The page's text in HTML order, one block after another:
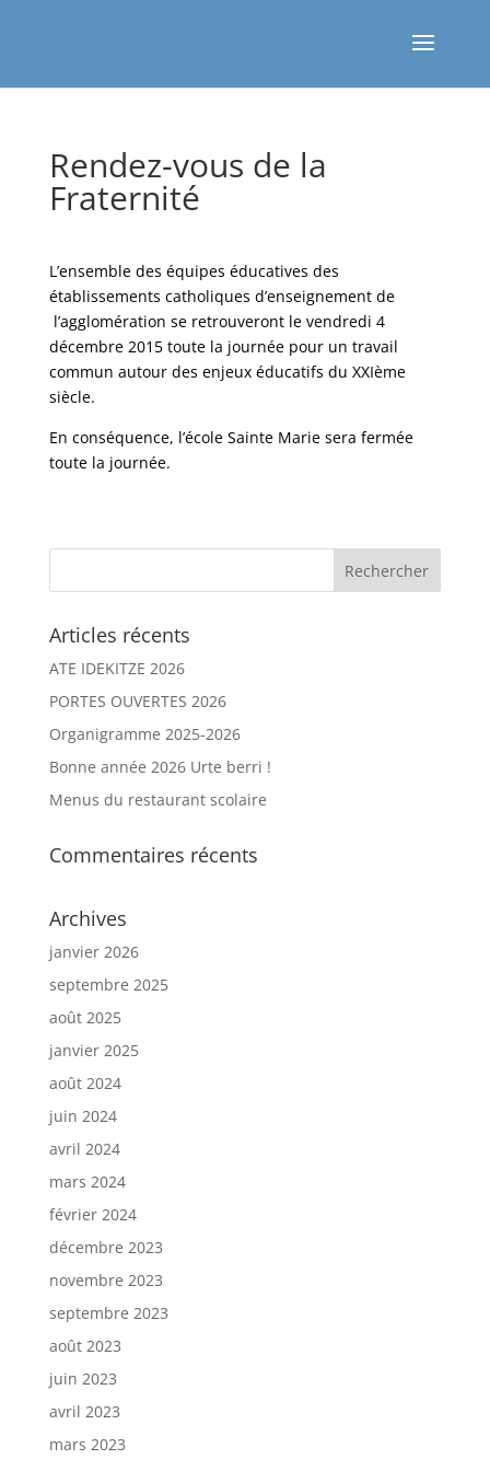
Rendez-vous de la
Fraternité
L’ensemble des équipes éducatives des
établissements catholiques d’enseignement de
l’agglomération se retrouveront le vendredi 4
décembre 2015 toute la journée pour un travail
commun autour des enjeux éducatifs du XXIème
siècle.
En conséquence, l’école Sainte Marie sera fermée
toute la journée.
Articles récents
ATE IDEKITZE 2026
PORTES OUVERTES 2026
Organigramme 2025-2026
Bonne année 2026 Urte berri !
Menus du restaurant scolaire
Commentaires récents
Archives
janvier 2026
septembre 2025
août 2025
janvier 2025
août 2024
juin 2024
avril 2024
mars 2024
février 2024
décembre 2023
novembre 2023
septembre 2023
août 2023
juin 2023
avril 2023
mars 2023